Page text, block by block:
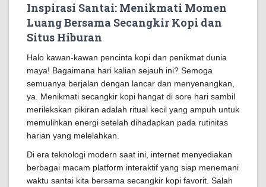
Inspirasi Santai: Menikmati Momen
Luang Bersama Secangkir Kopi dan
Situs Hiburan
Halo kawan-kawan pencinta kopi dan penikmat dunia
maya! Bagaimana hari kalian sejauh ini? Semoga
semuanya berjalan dengan lancar dan menyenangkan,
ya. Menikmati secangkir kopi hangat di sore hari sambil
merilekskan pikiran adalah ritual kecil yang ampuh untuk
memulihkan energi setelah dihadapkan pada rutinitas
harian yang melelahkan.
Di era teknologi modern saat ini, internet menyediakan
berbagai macam platform interaktif yang siap menemani
waktu santai kita bersama secangkir kopi favorit. Salah